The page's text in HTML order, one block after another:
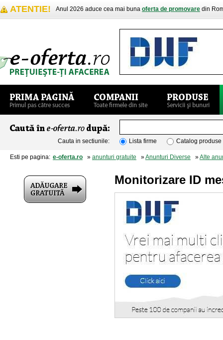
ATENTIE! Anul 2026 aduce cea mai buna oferta de promovare din
Cauta in sectiunile: Lista firme Catalog produse
Esti pe pagina: e-oferta.ro » anunturi gratuite »Anunturi Diverse »Alte
Monitorizare ID